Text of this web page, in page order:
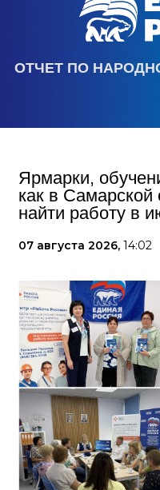
ОТЧЕТ ПО
Ярмарки,
как в Самарской
найти работу в
07 августа 2026, 14:02